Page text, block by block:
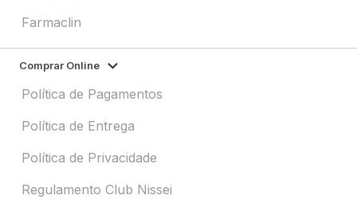
Farmaclin
Comprar Online
Política de Pagamentos
Política de Entrega
Política de Privacidade
Regulamento Club Nissei